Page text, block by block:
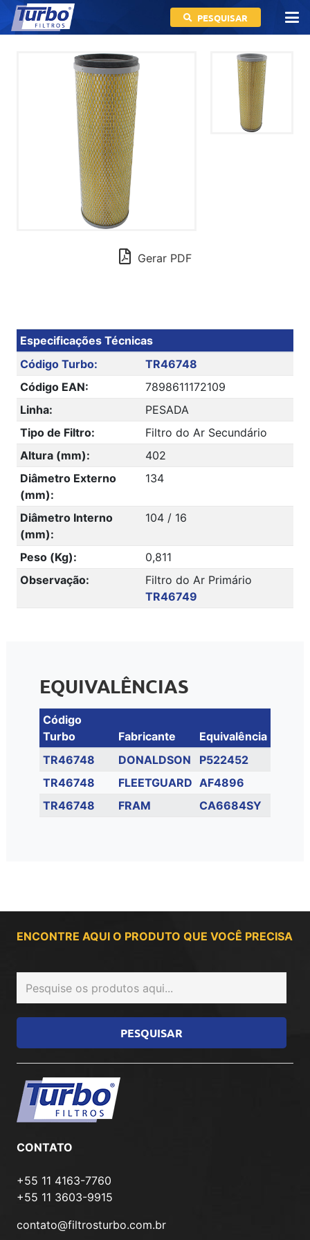
PESQUISAR
Gerar PDF
Especificações Técnicas
Código Turbo:
TR46748
Código EAN:
7898611172109
Linha:
PESADA
Tipo de Filtro:
Filtro do Ar Secundário
Altura (mm):
402
Diâmetro Externo
(mm):
134
Diâmetro Interno
(mm):
104 / 16
Peso (Kg):
0,811
Observação:
Filtro do Ar Primário
TR46749
EQUIVALÊNCIAS
Código
Turbo
Fabricante
Equivalência
TR46748
DONALDSON
P522452
TR46748
FLEETGUARD AF4896
TR46748
FRAM CA6684SY
ENCONTRE AQUI O PRODUTO QUE VOCÊ PRECISA
CONTATO
+55 11 4163-7760
+55 11 3603-9915
contato@filtrosturbo.com.br